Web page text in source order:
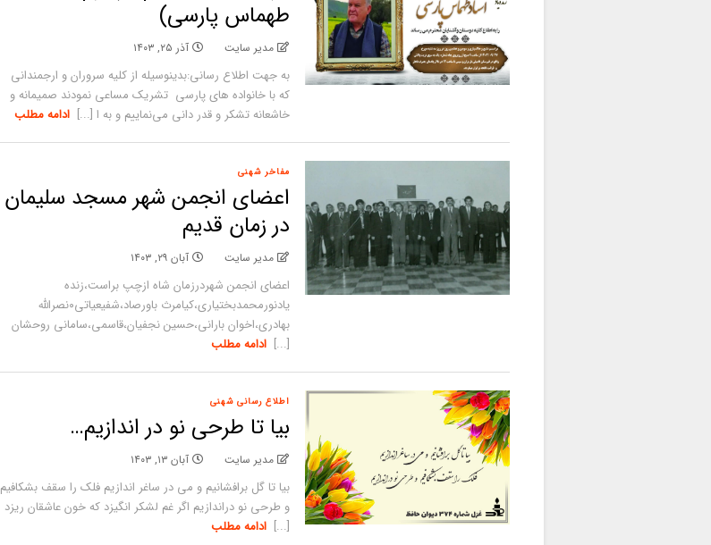
طهماس پارسی)
مدیر سایت آذر ۲۵, ۱۴۰۳
به جهت اطلاع رسانی:بدینوسیله از کلیه سروران و ارجمندانی
که با خانواده های پارسی تشریک مساعی نمودند صمیمانه و
خاشعانه تشکر و قدر دانی می‌نماییم و به ا [...] ادامه مطلب
مفاخر شهنی
اعضای انجمن شهر مسجد سلیمان
در زمان قدیم
مدیر سایت آبان ۲۹, ۱۴۰۳
اعضای انجمن شهردرزمان شاه ازچپ براست،زنده
یادنورمحمدبختیاری،کیامرث باورصاد،شفیعیاتی۰نصرالله
بهادری،اخوان بارانی،حسین نجفیان،قاسمی،سامانی روحشان
[...] ادامه مطلب
اطلاع رسانی شهنی
بیا تا طرحی نو در اندازیم…
مدیر سایت آبان ۱۳, ۱۴۰۳
بیا تا گل برافشانیم و می در ساغر اندازیم فلک را سقف بشکافیم
و طرحی نو دراندازیم اگر غم لشکر انگیزد که خون عاشقان ریزد
[...] ادامه مطلب